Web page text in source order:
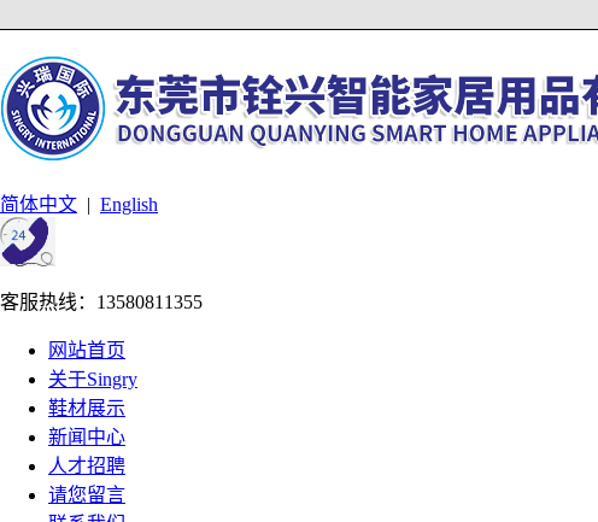
简体中文 | English
客服热线：13580811355
网站首页
关于Singry
鞋材展示
新闻中心
人才招聘
请您留言